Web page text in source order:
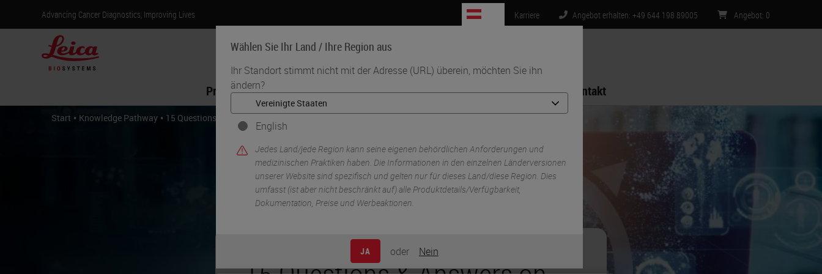
Advancing Cancer Diagnostics, Improving Lives
Wählen Sie Ihr Land / Ihre Region aus
Ihr Standort stimmt nicht mit der Adresse (URL) überein, möchten Sie ihn
ändern?
English
Jedes Land/jede Region kann seine eigenen behördlichen Anforderungen und
medizinischen Praktiken haben. Die Informationen in den einzelnen Länderversionen
unserer Website sind spezifisch und gelten nur für dieses Land/diese Region. Dies
umfasst (ist aber nicht beschränkt auf) alle Produktdetails/Verfügbarkeit,
Dokumentation, Preise und Werbeaktionen.
JA oder Nein
Karriere Angebot erhalten: +49 644 198 89005 Angebot: 0
Produkte Biowissenschaften Weiterbildung Beratung Kontakt
Start • Knowledge Pathway • 15 Questions & Answers on Safety in the Lab